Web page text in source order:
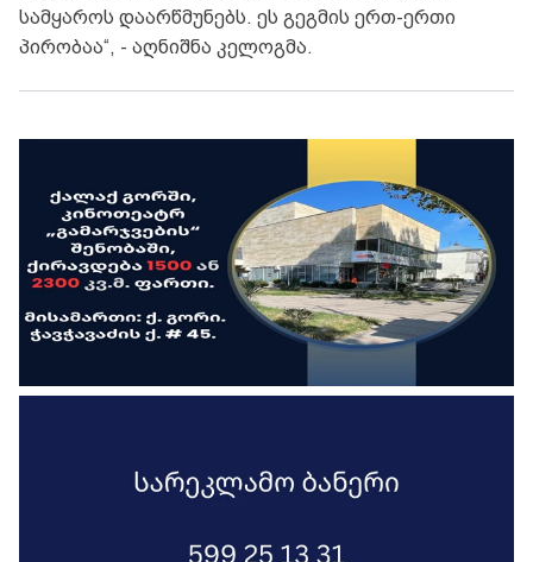
სამყაროს დაარწმუნებს. ეს გეგმის ერთ-ერთი
პირობაა“, - აღნიშნა კელოგმა.